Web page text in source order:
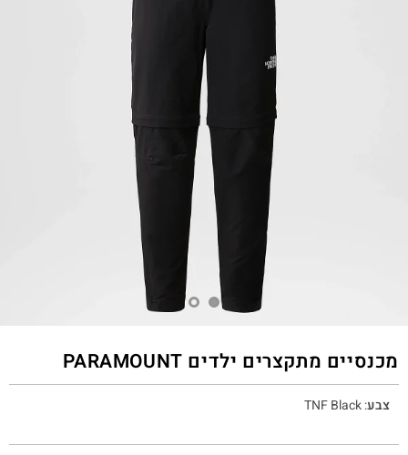
מכנסיים מתקצרים ילדים PARAMOUNT
צבע:
TNF Black